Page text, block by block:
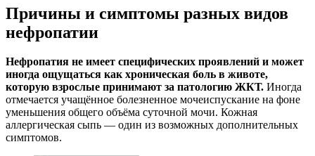
Причины и симптомы разных видов
нефропатии
Нефропатия не имеет специфических проявлений и может
иногда ощущаться как хроническая боль в животе,
которую взрослые принимают за патологию ЖКТ. Иногда
отмечается учащённое болезненное мочеиспускание на фоне
уменьшения общего объёма суточной мочи. Кожная
аллергическая сыпь — один из возможных дополнительных
симптомов.